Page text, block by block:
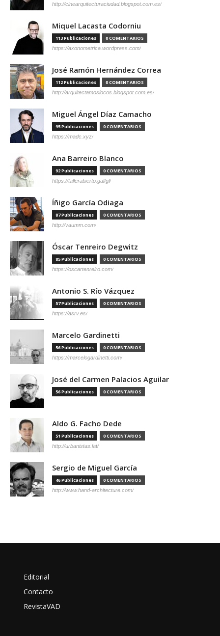
http://cinearquitecturaciudad.blogspot.com.es/
Miquel Lacasta Codorniu
113 Publicaciones 0 COMENTARIOS
https://axonometrica.wordpress.com/
José Ramón Hernández Correa
112 Publicaciones 0 COMENTARIOS
http://arquitectamoslocos.blogspot.com.es/
Miguel Ángel Díaz Camacho
95 Publicaciones 0 COMENTARIOS
https://madc.xyz/
Ana Barreiro Blanco
92 Publicaciones 0 COMENTARIOS
https://tallerabierto.gal/gl/
Íñigo García Odiaga
87 Publicaciones 0 COMENTARIOS
http://vaumm.com/
Óscar Tenreiro Degwitz
85 Publicaciones 0 COMENTARIOS
https://oscartenreiro.com/
Antonio S. Río Vázquez
57 Publicaciones 0 COMENTARIOS
https://asrv.es/
Marcelo Gardinetti
56 Publicaciones 0 COMENTARIOS
https://marcelogardinetti.com/
José del Carmen Palacios Aguilar
56 Publicaciones 0 COMENTARIOS
Aldo G. Facho Dede
51 Publicaciones 0 COMENTARIOS
http://urbanistas.lat/
Sergio de Miguel García
46 Publicaciones 0 COMENTARIOS
http://www.hand-architecture.com/
Editorial
Contacto
RevistaVAD